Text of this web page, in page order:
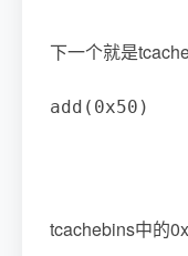
下一个就是
add ( 0x50 )
tcachebins中的